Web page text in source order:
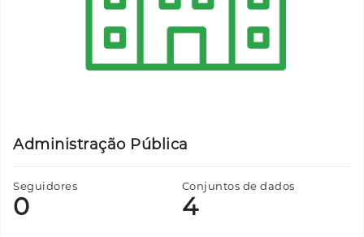
Administração Pública
Seguidores
0
Conjuntos de dados
4